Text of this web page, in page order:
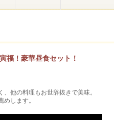
福！豪華昼食セット！
他の料理もお世辞抜きで美味。
します。